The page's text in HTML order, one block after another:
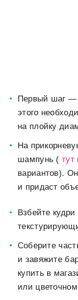
Первый шаг —
этого
на плойку
На
шампунь ( тут
вариантов).
и придаст
Взбейте
Соберите
и завяжите
купить в
или